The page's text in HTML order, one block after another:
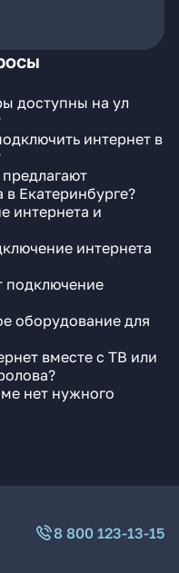
доступны на ул
интернет в
Екатеринбурге?
интернета и
интернета
подключение
оборудование для
вместе с ТВ или
нет нужного
8 800 123-13-15